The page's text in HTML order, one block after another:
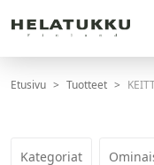
Etusivu Tuotteet
Kategoriat